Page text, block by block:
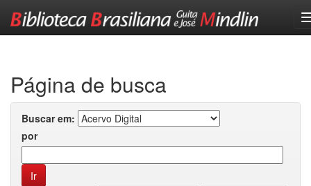
Página de busca
Buscar em:
por